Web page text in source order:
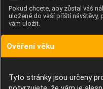
Pokud chcete, aby zůstal váš
uložené do vaší příští návštěvy,
vám uložit.
Anonymní unikátní ID
Díky němu příště poznáme, že
Identifikátor je zcela anonymní.
Ověření věku
Tyto stránky jsou určeny